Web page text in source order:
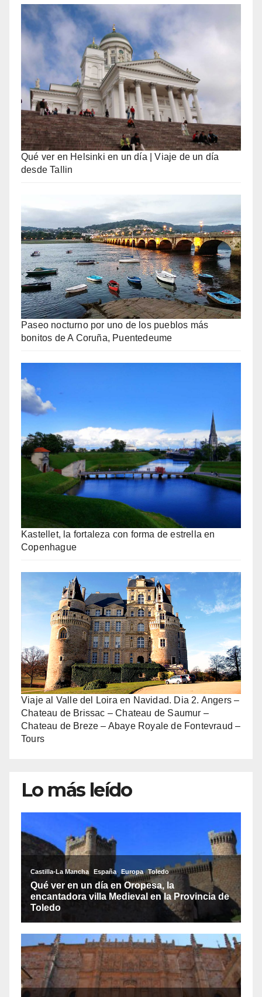
Qué ver en Helsinki en un día | Viaje de un día
desde Tallin
Paseo nocturno por uno de los pueblos más
bonitos de A Coruña, Puentedeume
Kastellet, la fortaleza con forma de estrella en
Copenhague
Viaje al Valle del Loira en Navidad. Dia 2. Angers –
Chateau de Brissac – Chateau de Saumur –
Chateau de Breze – Abaye Royale de Fontevraud –
Tours
Lo más leído